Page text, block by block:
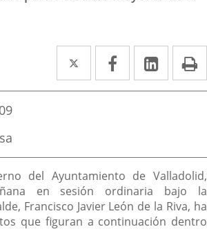
Twitter
Enlace
a
externa.
Facebook
Enlace
a
externa.
Enlace
a
del Ayuntamiento de Valladolid,
en sesión ordinaria bajo la
Francisco Javier León de la Riva, ha
que figuran a continuación dentro